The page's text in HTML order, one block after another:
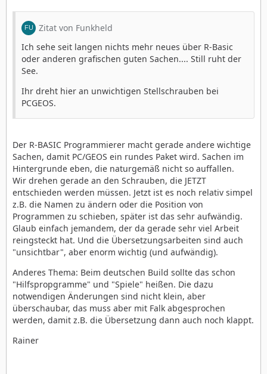
Zitat von Funkheld
Ich sehe seit langen nichts mehr neues über R-Basic
oder anderen grafischen guten Sachen.... Still ruht der
See.
Ihr dreht hier an unwichtigen Stellschrauben bei
PCGEOS.
Der R-BASIC Programmierer macht gerade andere wichtige
Sachen, damit PC/GEOS ein rundes Paket wird. Sachen im
Hintergrunde eben, die naturgemäß nicht so auffallen.
Wir drehen gerade an den Schrauben, die JETZT
entschieden werden müssen. Jetzt ist es noch relativ simpel
z.B. die Namen zu ändern oder die Position von
Programmen zu schieben, später ist das sehr aufwändig.
Glaub einfach jemandem, der da gerade sehr viel Arbeit
reingsteckt hat. Und die Übersetzungsarbeiten sind auch
"unsichtbar", aber enorm wichtig (und aufwändig).
Anderes Thema: Beim deutschen Build sollte das schon
"Hilfspropgramme" und "Spiele" heißen. Die dazu
notwendigen Änderungen sind nicht klein, aber
überschaubar, das muss aber mit Falk abgesprochen
werden, damit z.B. die Übersetzung dann auch noch klappt.
Rainer